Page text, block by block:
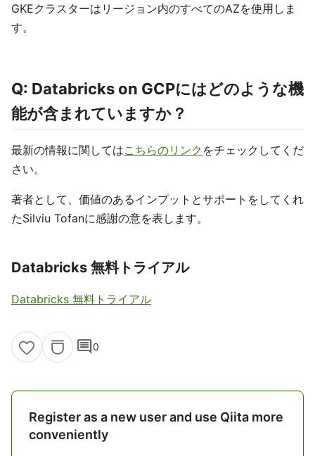
GKEクラスターはリージョン内のすべてのAZを使用しま
す。
Q: Databricks on GCPにはどのような機
能が含まれていますか？
最新の情報に関してはこちらのリンク をチェックしてくだ
さい。
著者として、価値のあるインプットとサポートをしてくれ
たSilviu Tofanに感謝の意を表します。
Databricks 無料トライアル
Databricks 無料トライアル
comment0
Register as a new user and use Qiita more
conveniently